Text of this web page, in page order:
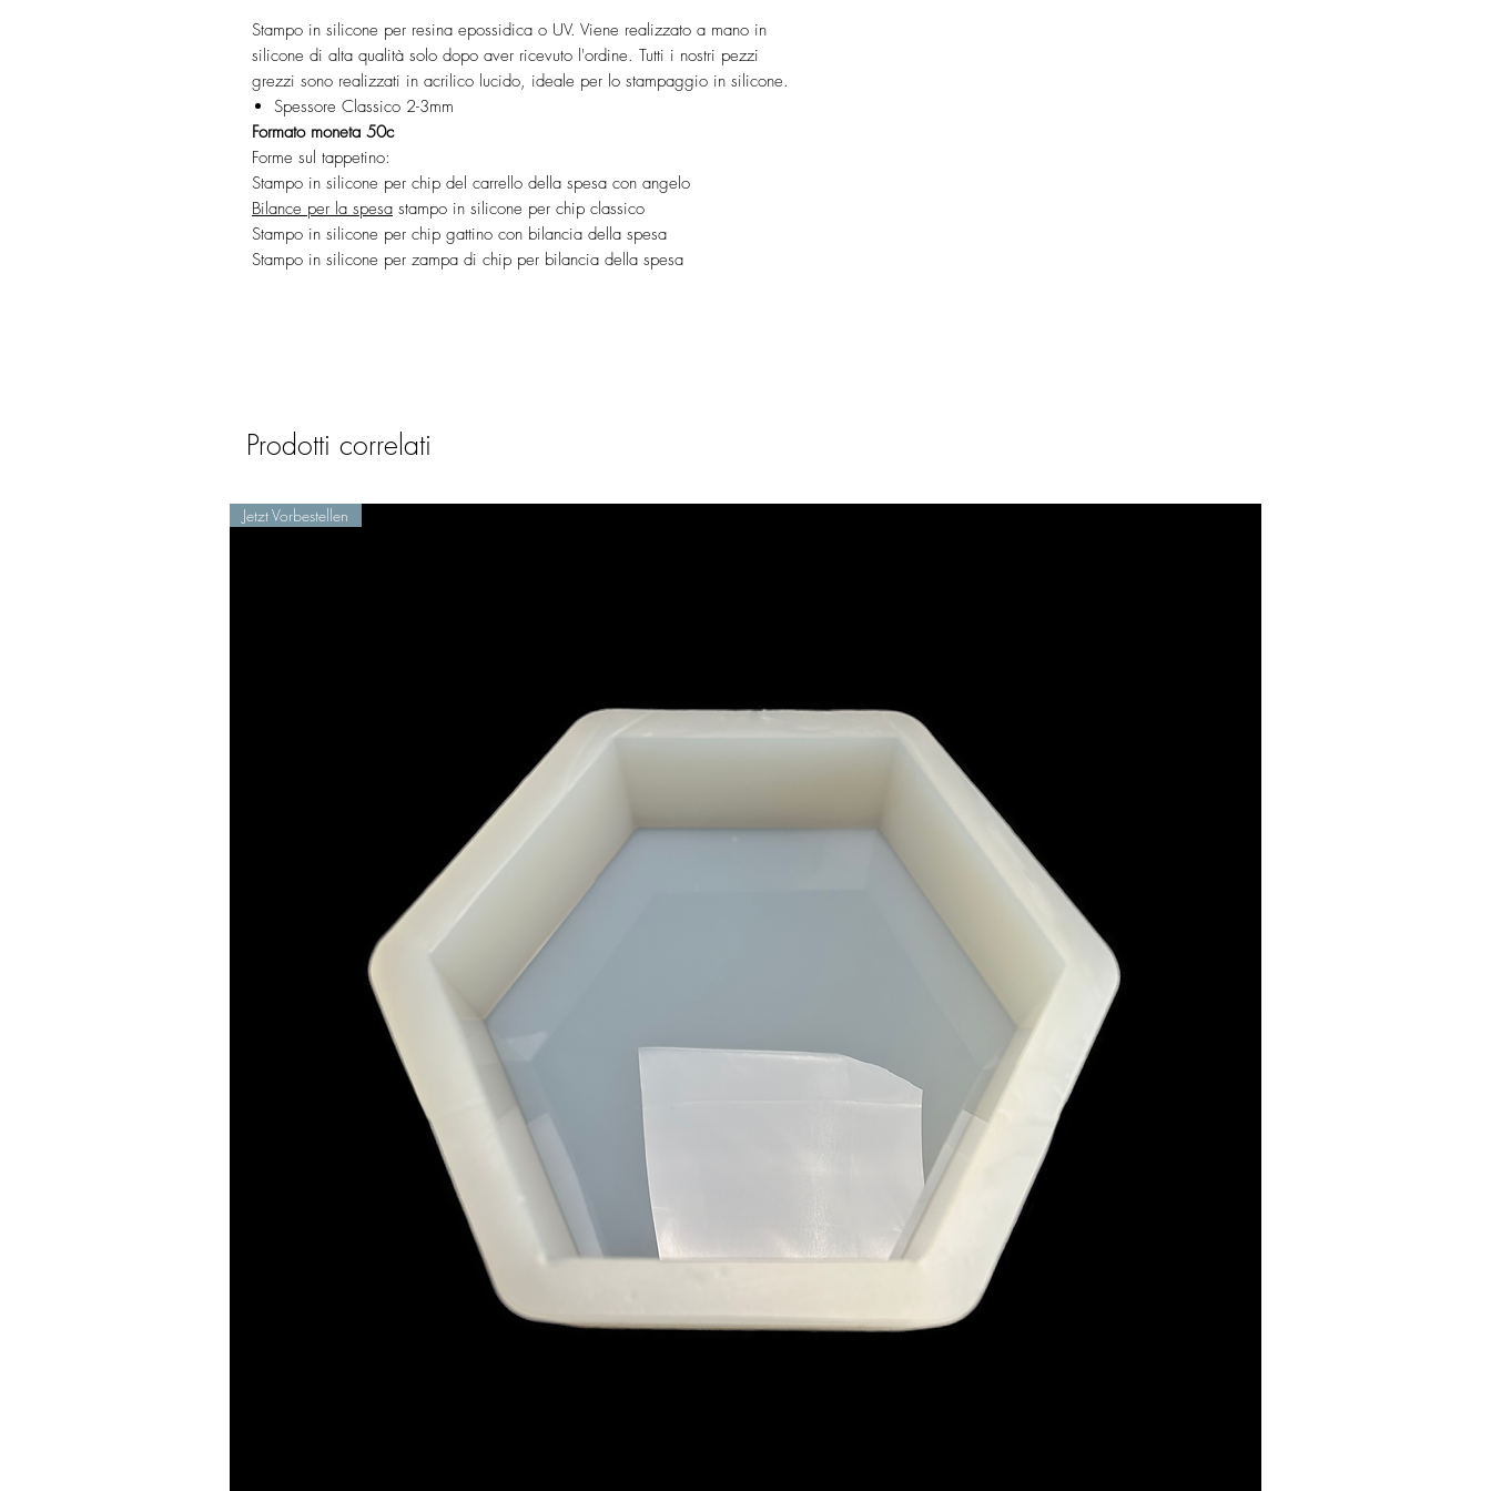
Stampo in silicone per resina epossidica o UV. Viene realizzato a mano in
silicone di alta qualità solo dopo aver ricevuto l'ordine. Tutti i nostri pezzi
grezzi sono realizzati in acrilico lucido, ideale per lo stampaggio in silicone.
Spessore Classico 2-3mm
Formato moneta 50c
Forme sul tappetino:
Stampo in silicone per chip del carrello della spesa con angelo
Bilance per la spesa stampo in silicone per chip classico
Stampo in silicone per chip gattino con bilancia della spesa
Stampo in silicone per zampa di chip per bilancia della spesa
Prodotti correlati
Jetzt Vorbestellen